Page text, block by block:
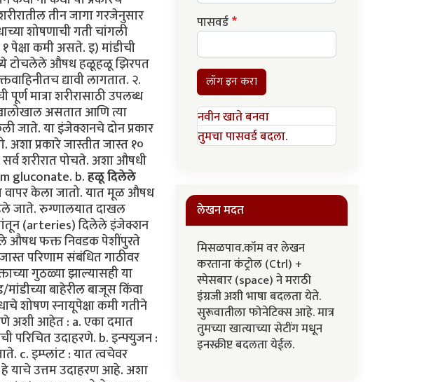
तीन जागा गरजेनुसार
शोषणाची गती चांगली
पेक्षा कमी असते. इ) मांडीची
टोचलेले औषध हळूहळू झिरपत
द्यावी लागतात. २.
मात्रा शरीरासाठी उपलब्ध
असतात आणि त्या
जाते. या इंजेक्शनचे दोन प्रकार
प्रकारे जास्तीत जास्त १०
शरीरात पोचते. अशा औषधी
gluconate. b.हळू दिलेले
वापर केला जातो. यात मूळ औषध
जाते. रुग्णालयात दाखल
(arteries) दिलेले इंजेक्शन
औषध फक्त निवडक पेशींपुरते
परिणाम संबंधित गाठीवर
गुठळ्या झाल्यासही या
बाहेरील बाजूस किंवा
शोषण स्नायूपेक्षा कमी गतीने
अशी आहेत : a. एका दमात
परिचित उदाहरणे. b. इन्फ्युजन :
c. इम्प्लांट : यात त्वचेवर
हे याचे उत्तम उदाहरण आहे. अशा
पासवर्ड
लॉग इन करा
नवीन खाते बनवा
तुमचा पासवर्ड बदला.
लेखन मदत
मिसळपाव.कॉम वर लेखन
करताना कंट्रोल (Ctrl) +
स्पेसबार (space) ने मराठी
इंग्रजी अशी भाषा बदलता येते.
सुरूवातीला फोनेटिक्स आहे. मात्र
तुमच्या खात्याच्या सेटींग मधून
इनस्क्रीप्ट बदलता येईल.